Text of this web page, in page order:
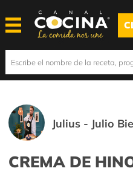
Julius - Julio
CREMA DE